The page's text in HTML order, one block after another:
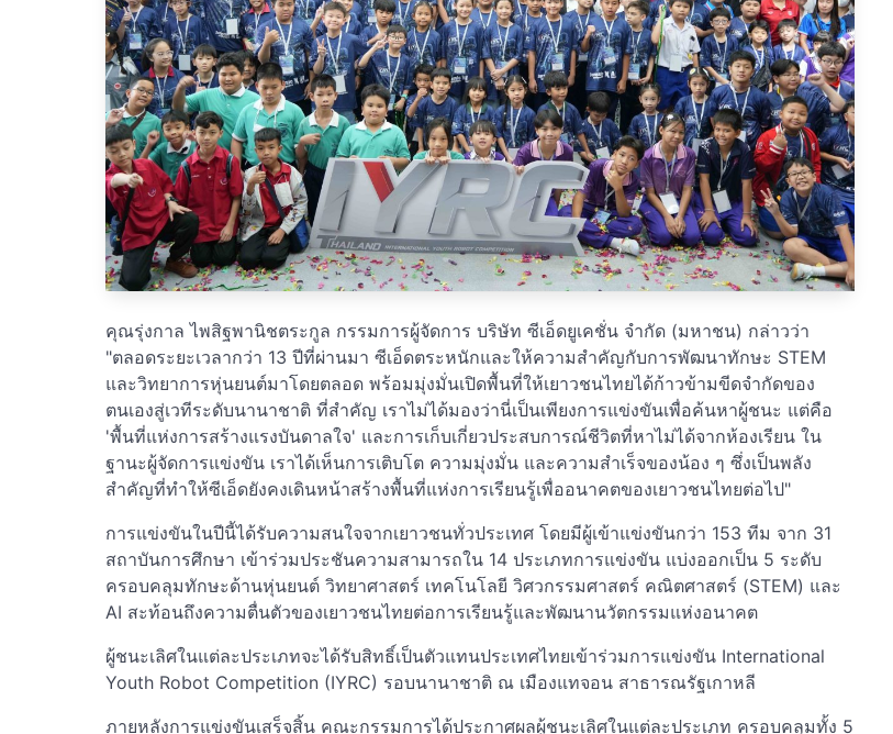
คุณรุ่งกาล ไพสิฐพานิชตระกูล กรรมการผู้จัดการ บริษัท ซีเอ็ดยูเคชั่น จำกัด (มหาชน) กล่าวว่า
"ตลอดระยะเวลากว่า 13 ปีที่ผ่านมา ซีเอ็ดตระหนักและให้ความสำคัญกับการพัฒนาทักษะ STEM
และวิทยาการหุ่นยนต์มาโดยตลอด พร้อมมุ่งมั่นเปิดพื้นที่ให้เยาวชนไทยได้ก้าวข้ามขีดจำกัดของ
ตนเองสู่เวทีระดับนานาชาติ ที่สำคัญ เราไม่ได้มองว่านี่เป็นเพียงการแข่งขันเพื่อค้นหาผู้ชนะ แต่คือ
'พื้นที่แห่งการสร้างแรงบันดาลใจ' และการเก็บเกี่ยวประสบการณ์ชีวิตที่หาไม่ได้จากห้องเรียน ใน
ฐานะผู้จัดการแข่งขัน เราได้เห็นการเติบโต ความมุ่งมั่น และความสำเร็จของน้อง ๆ ซึ่งเป็นพลัง
สำคัญที่ทำให้ซีเอ็ดยังคงเดินหน้าสร้างพื้นที่แห่งการเรียนรู้เพื่ออนาคตของเยาวชนไทยต่อไป"
การแข่งขันในปีนี้ได้รับความสนใจจากเยาวชนทั่วประเทศ โดยมีผู้เข้าแข่งขันกว่า 153 ทีม จาก 31
สถาบันการศึกษา เข้าร่วมประชันความสามารถใน 14 ประเภทการแข่งขัน แบ่งออกเป็น 5 ระดับ
ครอบคลุมทักษะด้านหุ่นยนต์ วิทยาศาสตร์ เทคโนโลยี วิศวกรรมศาสตร์ คณิตศาสตร์ (STEM) และ
AI สะท้อนถึงความตื่นตัวของเยาวชนไทยต่อการเรียนรู้และพัฒนานวัตกรรมแห่งอนาคต
ผู้ชนะเลิศในแต่ละประเภทจะได้รับสิทธิ์เป็นตัวแทนประเทศไทยเข้าร่วมการแข่งขัน International
Youth Robot Competition (IYRC) รอบนานาชาติ ณ เมืองแทจอน สาธารณรัฐเกาหลี
ภายหลังการแข่งขันเสร็จสิ้น คณะกรรมการได้ประกาศผลผู้ชนะเลิศในแต่ละประเภท ครอบคลุมทั้ง 5